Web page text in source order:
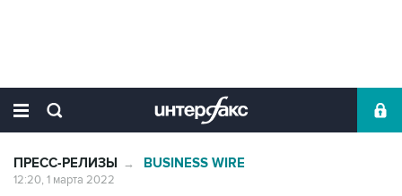
ПРЕСС-РЕЛИЗЫ → BUSINESS WIRE
12:20, 1 марта 2022